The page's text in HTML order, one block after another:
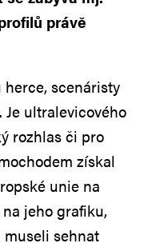
právě
scenáristy
ultralevicového
rozhlas či pro
získal
unie na
jeho grafiku,
museli sehnat